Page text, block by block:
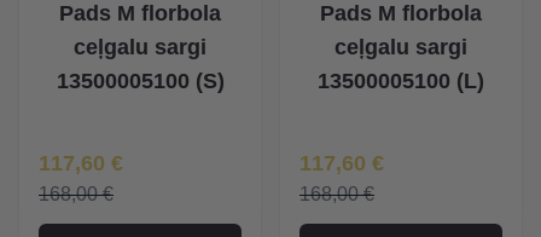
Pads M florbola
ceļgalu sargi
13500005100 (S)
Īpaša Cena
117,60 €
168,00 €
Pads M florbola
ceļgalu sargi
13500005100 (L)
Īpaša Cena
117,60 €
168,00 €